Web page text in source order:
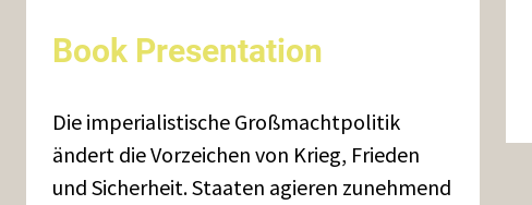
Book Presentation
Die imperialistische Großmachtpolitik
ändert die Vorzeichen von Krieg, Frieden
und Sicherheit. Staaten agieren zunehmend